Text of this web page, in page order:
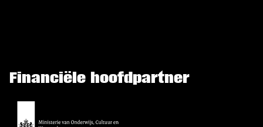
Financiële hoofdpartner